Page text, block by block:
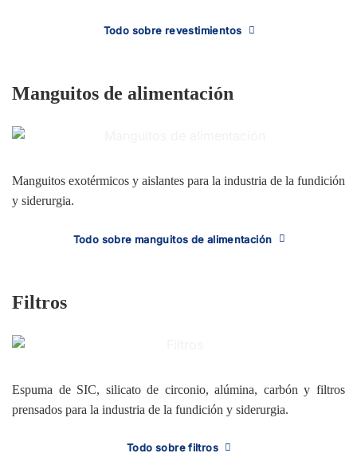
Todo sobre revestimientos
Manguitos de alimentación
Manguitos exotérmicos y aislantes para la industria de la fundición
y siderurgia.
Todo sobre manguitos de alimentación
Filtros
Espuma de SIC, silicato de circonio, alúmina, carbón y filtros
prensados para la industria de la fundición y siderurgia.
Todo sobre filtros